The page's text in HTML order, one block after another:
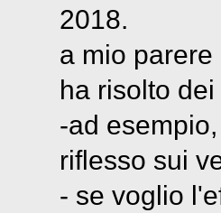
2018.
a mio
ha risolto
-ad
riflesso sui
- se voglio